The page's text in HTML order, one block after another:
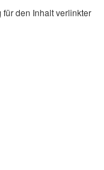
den Inhalt verlinkter